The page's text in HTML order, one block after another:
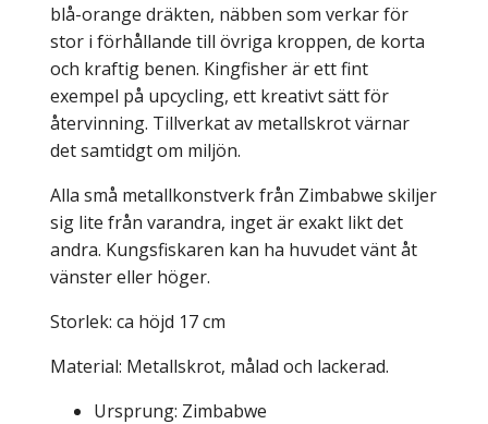
blå-orange dräkten, näbben som verkar för
stor i förhållande till övriga kroppen, de korta
och kraftig benen. Kingfisher är ett fint
exempel på upcycling, ett kreativt sätt för
återvinning. Tillverkat av metallskrot värnar
det samtidgt om miljön.
Alla små metallkonstverk från Zimbabwe skiljer
sig lite från varandra, inget är exakt likt det
andra. Kungsfiskaren kan ha huvudet vänt åt
vänster eller höger.
Storlek: ca höjd 17 cm
Material: Metallskrot, målad och lackerad.
Ursprung: Zimbabwe